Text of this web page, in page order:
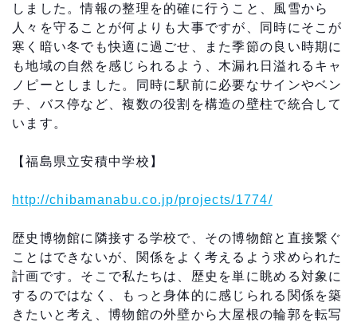
しました。情報の整理を的確に行うこと、風雪から
人々を守ることが何よりも大事ですが、同時にそこが
寒く暗い冬でも快適に過ごせ、また季節の良い時期に
も地域の自然を感じられるよう、木漏れ日溢れるキャ
ノピーとしました。同時に駅前に必要なサインやベン
チ、バス停など、複数の役割を構造の壁柱で統合して
います。
【福島県立安積中学校】
http://chibamanabu.co.jp/projects/1774/
歴史博物館に隣接する学校で、その博物館と直接繋ぐ
ことはできないが、関係をよく考えるよう求められた
計画です。そこで私たちは、歴史を単に眺める対象に
するのではなく、もっと身体的に感じられる関係を築
きたいと考え、博物館の外壁から大屋根の輪郭を転写